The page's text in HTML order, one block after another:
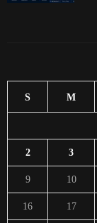
S M
2 3
9 10
16 17